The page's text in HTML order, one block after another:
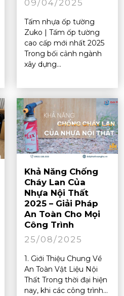
09/04/2025
Tấm nhựa ốp tường
Zuko | Tấm ốp tường
cao cấp mới nhất 2025
Trong bối cảnh ngành
xây dựng...
Khả Năng Chống
Cháy Lan Của
Nhựa Nội Thất
2025 – Giải Pháp
An Toàn Cho Mọi
Công Trình
25/08/2025
1. Giới Thiệu Chung Về
An Toàn Vật Liệu Nội
Thất Trong thời đại hiện
nay, khi các công trình...